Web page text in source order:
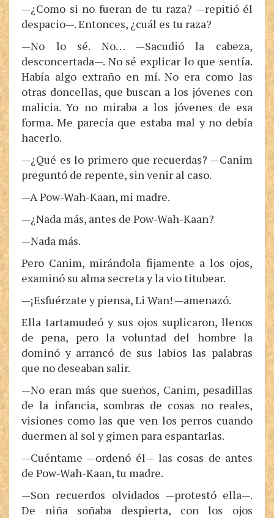
—¿Como si no fueran de tu raza? —repitió él
despacio—. Entonces, ¿cuál es tu raza?
—No lo sé. No… —Sacudió la cabeza,
desconcertada—. No sé explicar lo que sentía.
Había algo extraño en mí. No era como las
otras doncellas, que buscan a los jóvenes con
malicia. Yo no miraba a los jóvenes de esa
forma. Me parecía que estaba mal y no debía
hacerlo.
—¿Qué es lo primero que recuerdas? —Canim
preguntó de repente, sin venir al caso.
—A Pow-Wah-Kaan, mi madre.
—¿Nada más, antes de Pow-Wah-Kaan?
—Nada más.
Pero Canim, mirándola fijamente a los ojos,
examinó su alma secreta y la vio titubear.
—¡Esfuérzate y piensa, Li Wan! —amenazó.
Ella tartamudeó y sus ojos suplicaron, llenos
de pena, pero la voluntad del hombre la
dominó y arrancó de sus labios las palabras
que no deseaban salir.
—No eran más que sueños, Canim, pesadillas
de la infancia, sombras de cosas no reales,
visiones como las que ven los perros cuando
duermen al sol y gimen para espantarlas.
—Cuéntame —ordenó él— las cosas de antes
de Pow-Wah-Kaan, tu madre.
—Son recuerdos olvidados —protestó ella—.
De niña soñaba despierta, con los ojos